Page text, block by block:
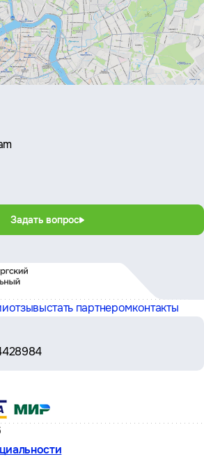
Задать вопрос
отзывыстать партнеромконтакты